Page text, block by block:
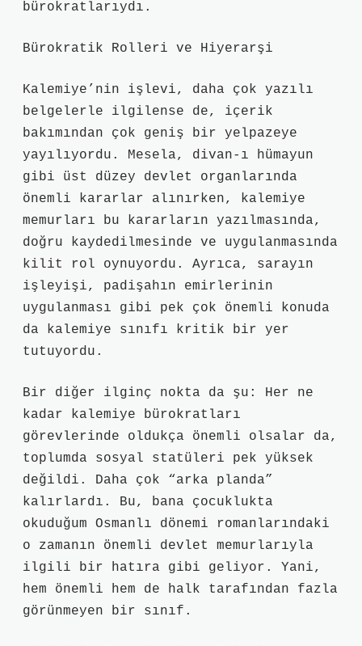
bürokratlarıydı.
Bürokratik Rolleri ve Hiyerarşi
Kalemiye’nin işlevi, daha çok yazılı
belgelerle ilgilense de, içerik
bakımından çok geniş bir yelpazeye
yayılıyordu. Mesela, divan-ı hümayun
gibi üst düzey devlet organlarında
önemli kararlar alınırken, kalemiye
memurları bu kararların yazılmasında,
doğru kaydedilmesinde ve uygulanmasında
kilit rol oynuyordu. Ayrıca, sarayın
işleyişi, padişahın emirlerinin
uygulanması gibi pek çok önemli konuda
da kalemiye sınıfı kritik bir yer
tutuyordu.
Bir diğer ilginç nokta da şu: Her ne
kadar kalemiye bürokratları
görevlerinde oldukça önemli olsalar da,
toplumda sosyal statüleri pek yüksek
değildi. Daha çok “arka planda”
kalırlardı. Bu, bana çocuklukta
okuduğum Osmanlı dönemi romanlarındaki
o zamanın önemli devlet memurlarıyla
ilgili bir hatıra gibi geliyor. Yani,
hem önemli hem de halk tarafından fazla
görünmeyen bir sınıf.